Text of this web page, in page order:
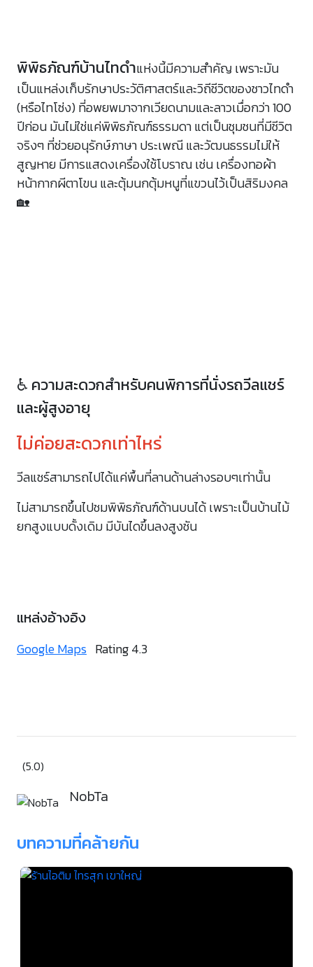
พิพิธภัณฑ์บ้านไทดำแห่งนี้มีความสำคัญ เพราะมัน
เป็นแหล่งเก็บรักษาประวัติศาสตร์และวิถีชีวิตของชาวไทดำ
(หรือไทโซ่ง) ที่อพยพมาจากเวียดนามและลาวเมื่อกว่า 100
ปีก่อน มันไม่ใช่แค่พิพิธภัณฑ์ธรรมดา แต่เป็นชุมชนที่มีชีวิต
จริงๆ ที่ช่วยอนุรักษ์ภาษา ประเพณี และวัฒนธรรมไม่ให้
สูญหาย มีการแสดงเครื่องใช้โบราณ เช่น เครื่องทอผ้า
หน้ากากผีตาโขน และตุ้มนกตุ้มหนูที่แขวนไว้เป็นสิริมงคล
🏡
♿ ความสะดวกสำหรับคนพิการที่นั่งรถวีลแชร์
และผู้สูงอายุ
ไม่ค่อยสะดวกเท่าไหร่
วีลแชร์สามารถไปได้แค่พื้นที่ลานด้านล่างรอบๆเท่านั้น
ไม่สามารถขึ้นไปชมพิพิธภัณฑ์ด้านบนได้ เพราะเป็นบ้านไม้
ยกสูงแบบดั้งเดิม มีบันไดขึ้นลงสูงชัน
แหล่งอ้างอิง
Google Maps Rating 4.3
(5.0)
NobTa
บทความที่คล้ายกัน